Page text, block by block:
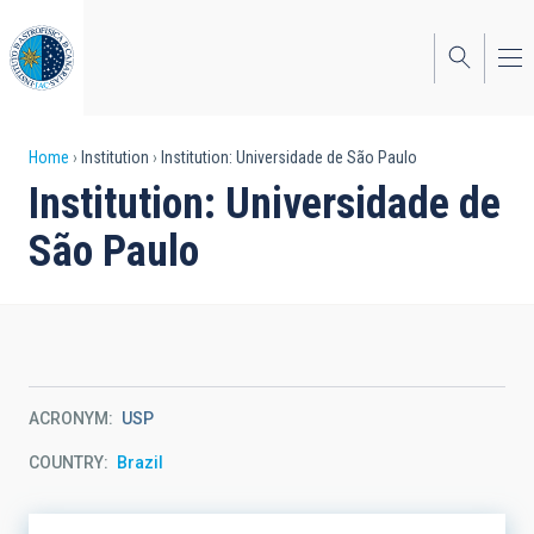
to
main
content
Breadcrumb
Home Institution Institution: Universidade de São Paulo
Institution: Universidade de
São Paulo
ACRONYM USP
COUNTRY Brazil